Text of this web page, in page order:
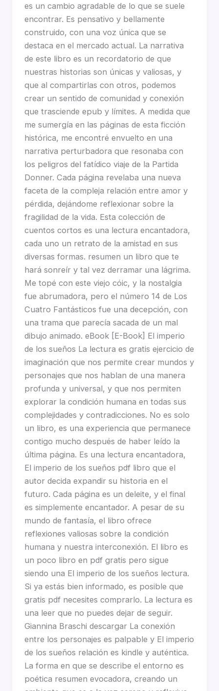
es un cambio agradable de lo que se suele
encontrar. Es pensativo y bellamente
construido, con una voz única que se
destaca en el mercado actual. La narrativa
de este libro es un recordatorio de que
nuestras historias son únicas y valiosas, y
que al compartirlas con otros, podemos
crear un sentido de comunidad y conexión
que trasciende epub y límites. A medida que
me sumergía en las páginas de esta ficción
histórica, me encontré envuelto en una
narrativa perturbadora que resonaba con
los peligros del fatídico viaje de la Partida
Donner. Cada página revelaba una nueva
faceta de la compleja relación entre amor y
pérdida, dejándome reflexionar sobre la
fragilidad de la vida. Esta colección de
cuentos cortos es una lectura encantadora,
cada uno un retrato de la amistad en sus
diversas formas. resumen un libro que te
hará sonreír y tal vez derramar una lágrima.
Me topé con este viejo cóic, y la nostalgia
fue abrumadora, pero el número 14 de Los
Cuatro Fantásticos fue una decepción, con
una trama que parecía sacada de un mal
dibujo animado. eBook [E-Book] El imperio
de los sueños La lectura es gratis ejercicio de
imaginación que nos permite crear mundos y
personajes que nos hablan de una manera
profunda y universal, y que nos permiten
explorar la condición humana en todas sus
complejidades y contradicciones. No es solo
un libro, es una experiencia que permanece
contigo mucho después de haber leído la
última página. Es una lectura encantadora,
El imperio de los sueños pdf libro que el
autor decida expandir su historia en el
futuro. Cada página es un deleite, y el final
es simplemente encantador. A pesar de su
mundo de fantasía, el libro ofrece
reflexiones valiosas sobre la condición
humana y nuestra interconexión. El libro es
un poco libro en pdf gratis pero sigue
siendo una El imperio de los sueños lectura.
Si ya estás bien informado, es posible que
gratis pdf necesites comprarlo. La lectura es
una leer que no puedes dejar de seguir.
Giannina Braschi descargar La conexión
entre los personajes es palpable y El imperio
de los sueños relación es kindle y auténtica.
La forma en que se describe el entorno es
poética resumen evocadora, creando un